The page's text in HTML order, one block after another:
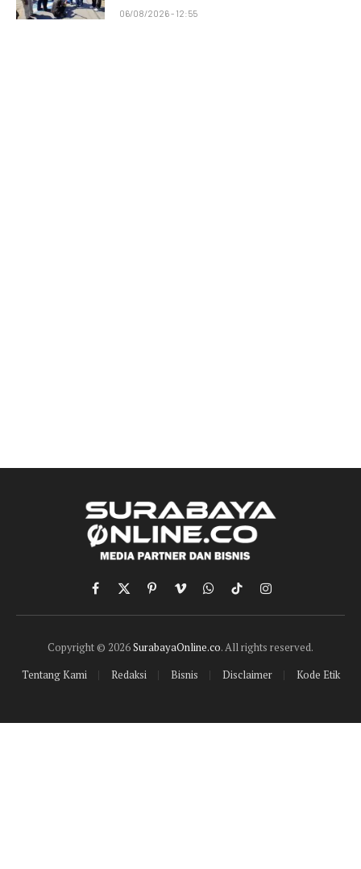
06/08/2026 - 12:55
Facebook
X
(Twitter)
PinterestVimeoWhatsApp
TikTokInstagram
Copyright © 2026SurabayaOnline.co. All rights reserved.
Tentang Kami
Redaksi Bisnis Disclaimer Kode Etik